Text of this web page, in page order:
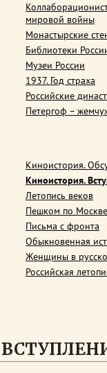
мировой войны
Монастырские
Библиотеки
Музеи России
1937. Год страха
Российские
Петергоф –
Киноистория.
Киноистория.
Летопись веков
Пешком по Москве
Письма с фронта
Обыкновенная
Женщины в
Российская